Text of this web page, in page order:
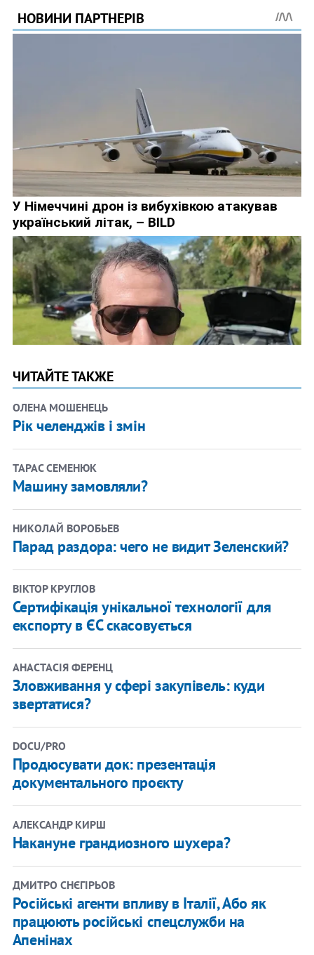
ЧИТАЙТЕ ТАКЖЕ
ОЛЕНА МОШЕНЕЦЬ
Рік челенджів і змін
ТАРАС СЕМЕНЮК
Машину замовляли?
НИКОЛАЙ ВОРОБЬЕВ
Парад раздора: чего не видит Зеленский?
ВІКТОР КРУГЛОВ
Сертифікація унікальної технології для
експорту в ЄС скасовується
АНАСТАСІЯ ФЕРЕНЦ
Зловживання у сфері закупівель: куди
звертатися?
DOCU/PRO
Продюсувати док: презентація
документального проєкту
АЛЕКСАНДР КИРШ
Накануне грандиозного шухера?
ДМИТРО СНЄГІРЬОВ
Російські агенти впливу в Італії, Або як
працюють російські спецслужби на
Апенінах